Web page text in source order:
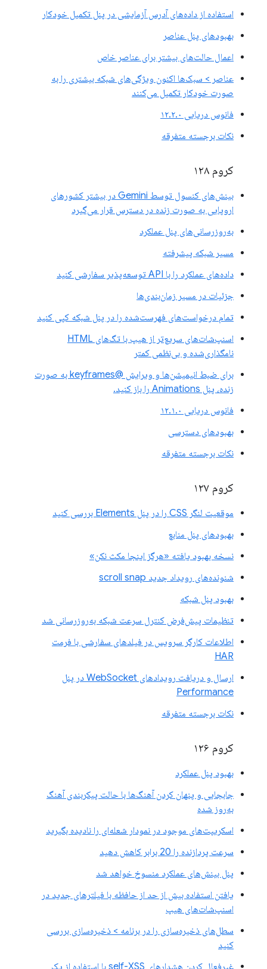
استفاده از داده‌های آدرس آزمایشی در پنل تکمیل خودکار
بهبودهای پنل عناصر
اعمال حالت‌های بیشتر برای عناصر خاص
عناصر > سبک‌ها اکنون ویژگی‌های شبکه بیشتری را به
صورت خودکار تکمیل می‌کنند
فانوس دریایی ۱۲.۲.۰
نکات برجسته متفرقه
کروم ۱۲۸
بینش‌های کنسول توسط Gemini در بیشتر کشورهای
اروپایی به صورت زنده در دسترس قرار می‌گیرد
به‌روزرسانی‌های پنل عملکرد
مسیر شبکه پیشرفته
داده‌های عملکرد را با API توسعه‌پذیر سفارشی کنید
جزئیات در مسیر زمان‌بندی‌ها
تمام درخواست‌های فهرست‌شده را در پنل شبکه کپی کنید
اسنپ‌شات‌های سریع‌تر از هیپ با تگ‌های HTML
نامگذاری‌شده و بی‌نظمی کمتر
برای ضبط انیمیشن‌ها و ویرایش @keyframes به صورت
زنده، پنل Animations را باز کنید.
فانوس دریایی ۱۲.۱.۰
بهبودهای دسترسی
نکات برجسته متفرقه
کروم ۱۲۷
موقعیت لنگر CSS را در پنل Elements بررسی کنید
بهبودهای پنل منابع
نسخه بهبود یافته «هرگز اینجا مکث نکن»
شنونده‌های رویداد جدید scroll snap
بهبود پنل شبکه
تنظیمات پیش‌فرض کنترل سرعت شبکه به‌روزرسانی شد
اطلاعات کارگر سرویس در فیلدهای سفارشی با فرمت
HAR
ارسال و دریافت رویدادهای WebSocket در پنل
Performance
نکات برجسته متفرقه
کروم ۱۲۶
بهبود پنل عملکرد
جابجایی و پنهان کردن آهنگ‌ها با حالت پیکربندی آهنگ
به‌روز شده
اسکریپت‌های موجود در نمودار شعله‌ای را نادیده بگیرید
سرعت پردازنده را 20 برابر کاهش دهید
پنل بینش‌های عملکرد منسوخ خواهد شد
یافتن استفاده بیش از حد از حافظه با فیلترهای جدید در
اسنپ‌شات‌های هیپ
سطل‌های ذخیره‌سازی را در برنامه > ذخیره‌سازی بررسی
کنید